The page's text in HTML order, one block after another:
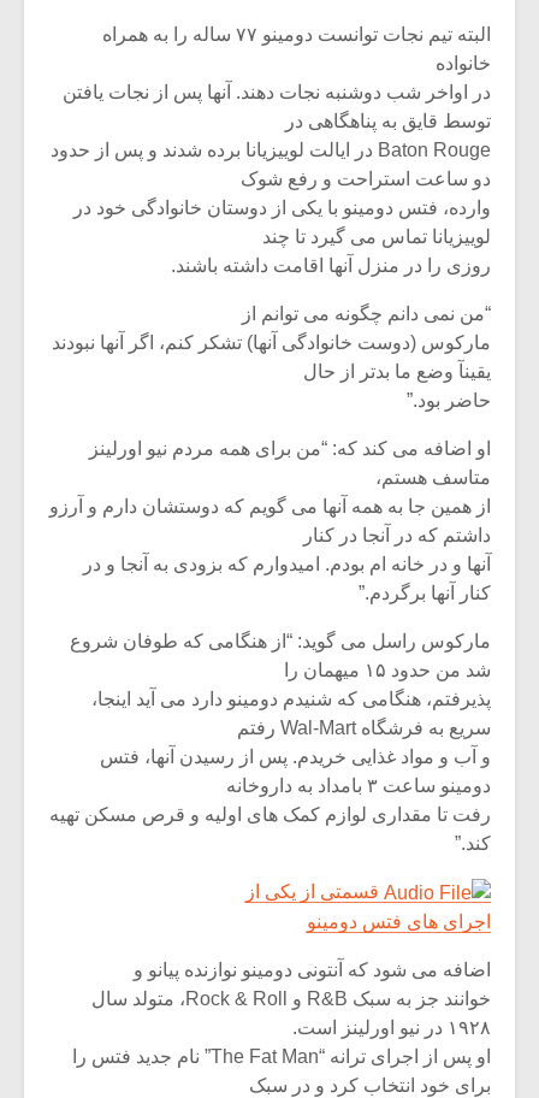
البته تیم نجات توانست دومینو ۷۷ ساله را به همراه
خانواده
در اواخر شب دوشنبه نجات دهند. آنها پس از نجات یافتن
توسط قایق به پناهگاهی در
Baton Rouge در ایالت لوییزیانا برده شدند و پس از حدود
دو ساعت استراحت و رفع شوک
وارده، فتس دومینو با یکی از دوستان خانوادگی خود در
لوییزیانا تماس می گیرد تا چند
روزی را در منزل آنها اقامت داشته باشند.
“من نمی دانم چگونه می توانم از
مارکوس (دوست خانوادگی آنها) تشکر کنم، اگر آنها نبودند
یقینآ وضع ما بدتر از حال
حاضر بود.”
او اضافه می کند که: “من برای همه مردم نیو اورلینز
متاسف هستم،
از همین جا به همه آنها می گویم که دوستشان دارم و آرزو
داشتم که در آنجا در کنار
آنها و در خانه ام بودم. امیدوارم که بزودی به آنجا و در
کنار آنها برگردم.”
مارکوس راسل می گوید: “از هنگامی که طوفان شروع
شد من حدود ۱۵ میهمان را
پذیرفتم، هنگامی که شنیدم دومینو دارد می آید اینجا،
سریع به فرشگاه Wal-Mart رفتم
و آب و مواد غذایی خریدم. پس از رسیدن آنها، فتس
دومینو ساعت ۳ بامداد به داروخانه
رفت تا مقداری لوازم کمک های اولیه و قرص مسکن تهیه
کند.”
قسمتی از یکی از
اجرای های فتس دومینو
اضافه می شود که آنتونی دومینو نوازنده پیانو و
خوانند جز به سبک R&B و Rock & Roll، متولد سال
۱۹۲۸ در نیو اورلینز است.
او پس از اجرای ترانه “The Fat Man” نام جدید فتس را
برای خود انتخاب کرد و در سبک
شیش و نیم»
اگر نمی توانی
مشهورترین باشی،
بدنام ترین باش
سکانسی